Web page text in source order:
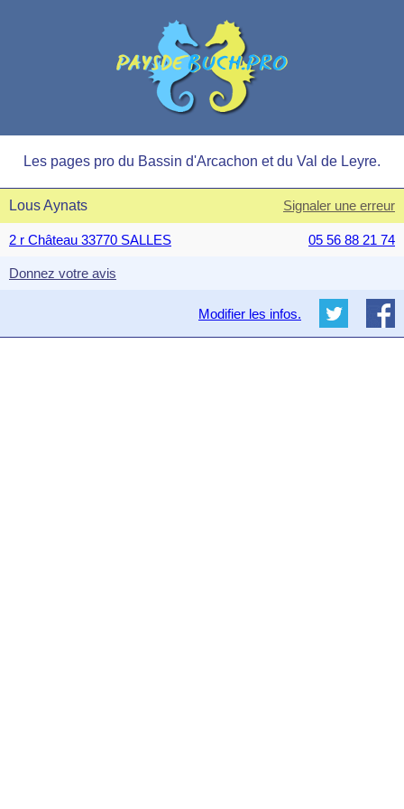
Les pages pro du Bassin d'Arcachon et du Val de Leyre.
Lous Aynats Signaler une erreur
2 r Château 33770 SALLES 05 56 88 21 74
Donnez votre avis
Modifier les infos.